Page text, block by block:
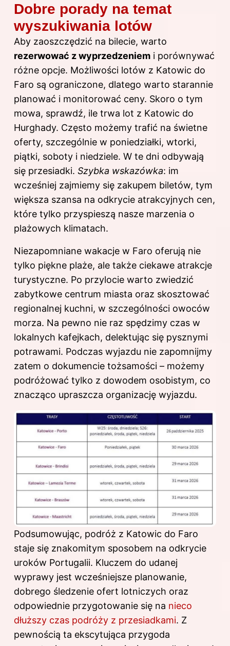
Dobre porady na temat
wyszukiwania lotów
Aby zaoszczędzić na bilecie, warto
rezerwować z wyprzedzeniem i porównywać
różne opcje. Możliwości lotów z Katowic do
Faro są ograniczone, dlatego warto starannie
planować i monitorować ceny. Skoro o tym
mowa, sprawdź, ile trwa lot z Katowic do
Hurghady. Często możemy trafić na świetne
oferty, szczególnie w poniedziałki, wtorki,
piątki, soboty i niedziele. W te dni odbywają
się przesiadki. Szybka wskazówka: im
wcześniej zajmiemy się zakupem biletów, tym
większa szansa na odkrycie atrakcyjnych cen,
które tylko przyspieszą nasze marzenia o
plażowych klimatach.
Niezapomniane wakacje w Faro oferują nie
tylko piękne plaże, ale także ciekawe atrakcje
turystyczne. Po przylocie warto zwiedzić
zabytkowe centrum miasta oraz skosztować
regionalnej kuchni, w szczególności owoców
morza. Na pewno nie raz spędzimy czas w
lokalnych kafejkach, delektując się pysznymi
potrawami. Podczas wyjazdu nie zapomnijmy
zatem o dokumencie tożsamości – możemy
podróżować tylko z dowodem osobistym, co
znacząco upraszcza organizację wyjazdu.
Podsumowując, podróż z Katowic do Faro
staje się znakomitym sposobem na odkrycie
uroków Portugalii. Kluczem do udanej
wyprawy jest wcześniejsze planowanie,
dobrego śledzenie ofert lotniczych oraz
odpowiednie przygotowanie się na nieco
dłuższy czas podróży z przesiadkami. Z
pewnością ta ekscytująca przygoda